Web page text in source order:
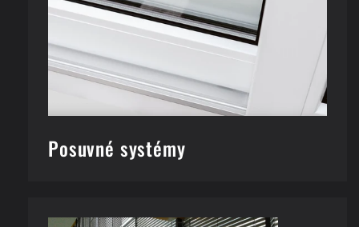
Posuvné systémy